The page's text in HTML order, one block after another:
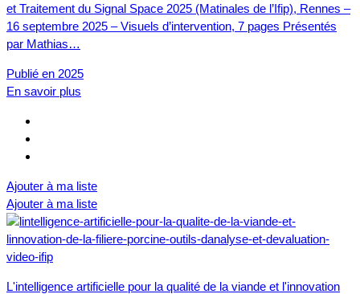
et Traitement du Signal Space 2025 (Matinales de l’Ifip), Rennes –
16 septembre 2025 – Visuels d’intervention, 7 pages Présentés
par Mathias…
Publié en 2025
En savoir plus
Ajouter à ma liste
Ajouter à ma liste
L'intelligence artificielle pour la qualité de la viande et l'innovation